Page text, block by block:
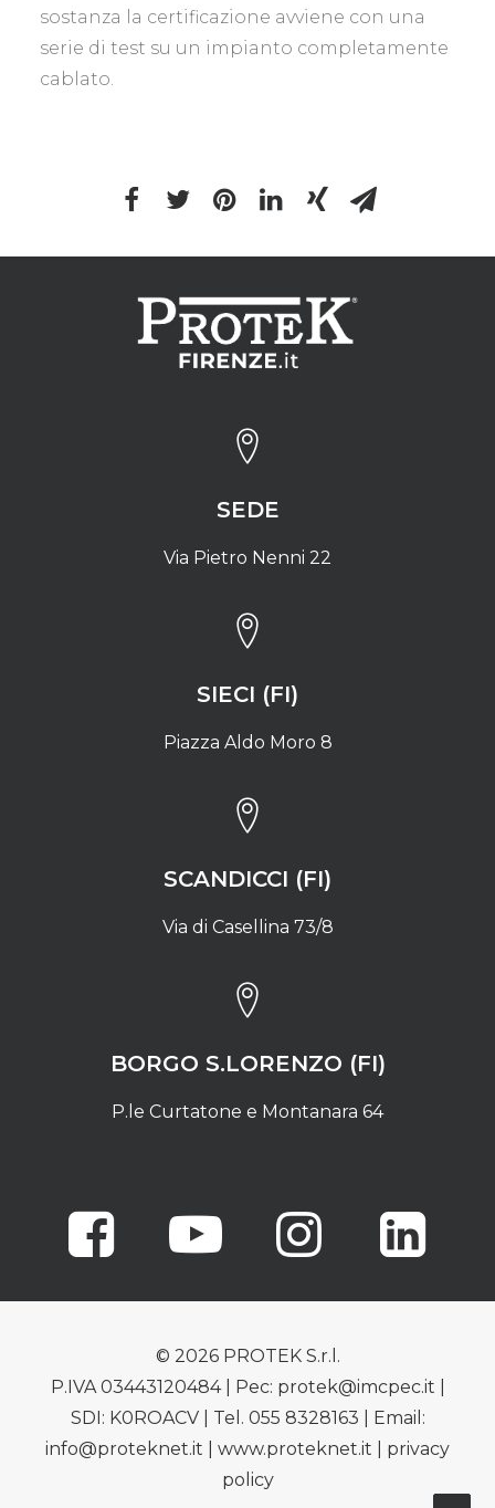
sostanza la certificazione avviene con una
serie di test su un impianto completamente
cablato.
SEDE
Via Pietro Nenni 22
SIECI (FI)
Piazza Aldo Moro 8
SCANDICCI (FI)
Via di Casellina 73/8
BORGO S.LORENZO (FI)
P.le Curtatone e Montanara 64
© 2026 PROTEK S.r.l.
P.IVA 03443120484 | Pec: protek@imcpec.it |
SDI: K0ROACV | Tel. 055 8328163 | Email:
info@proteknet.it | www.proteknet.it | privacy
policy